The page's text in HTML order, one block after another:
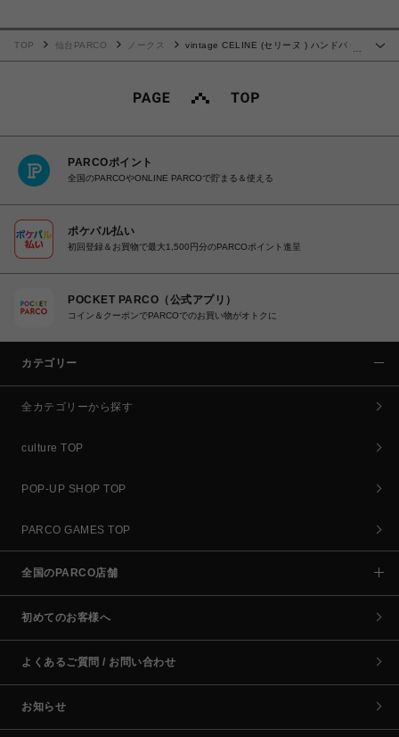
TOP 仙台PARCO ノークス
vintage CELINE (セリーヌ ) ハンドバッ
PARCOポイント
全国のPARCOやONLINE PARCOで貯まる＆使える
ポケパル払い
初回登録＆お買物で最大1,500円分のPARCOポイント進呈
POCKET PARCO（公式アプリ）
コイン＆クーポンでPARCOでのお買い物がオトクに
カテゴリー
全カテゴリーから探す
culture TOP
POP-UP SHOP TOP
PARCO GAMES TOP
全国のPARCO店舗
初めてのお客様へ
よくあるご質問 / お問い合わせ
お知らせ